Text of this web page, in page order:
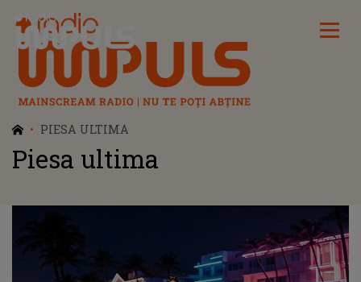
Radio Impuls
PIESA ULTIMA
Piesa ultima